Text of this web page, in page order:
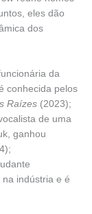
eles dão
dos
da
conhecida pelos
Raízes (2023);
de uma
ganhou
indústria e é